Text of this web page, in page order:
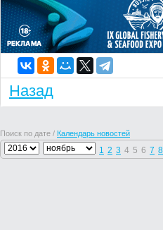
Назад
Поиск по дате / Календарь новостей
1 2 3 4 5 6 7 8